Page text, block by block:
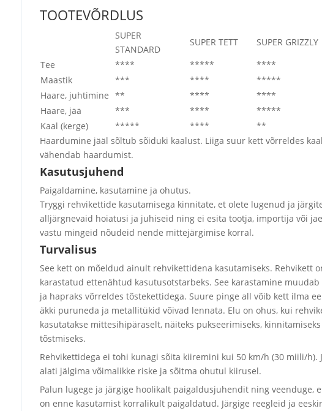
TOOTEVÕRDLUS
SUPER
STANDARD
SUPER TETT SUPER GRIZZLY
Tee
**** ***** ****
Maastik
*** **** *****
Haare, juhtimine ** **** ****
Haare, jää
*** **** *****
Kaal (kerge)
***** **** **
Haardumine jääl sõltub sõiduki kaalust. Liiga suur kett võrreldes
vähendab haardumist.
Kasutusjuhend
Paigaldamine, kasutamine ja ohutus.
Tryggi rehvikettide kasutamisega kinnitate, et olete lugenud ja
alljärgnevaid hoiatusi ja juhiseid ning ei esita tootja, importija või
vastu mingeid nõudeid nende mittejärgimise korral.
Turvalisus
See kett on mõeldud ainult rehvikettidena kasutamiseks. Rehvikett
karastatud ettenähtud kasutusotstarbeks. See karastamine muudab
ja hapraks võrreldes tõstekettidega. Suure pinge all võib kett ilma
äkki puruneda ja metallitükid võivad lennata. Elu on ohus, kui
kasutatakse mittesihipäraselt, näiteks pukseerimiseks,
tõstmiseks.
Rehvikettidega ei tohi kunagi sõita kiiremini kui 50 km/h (30 miili/h).
alati jälgima võimalikke riske ja sõitma ohutul kiirusel.
Palun lugege ja järgige hoolikalt paigaldusjuhendit ning veenduge,
on enne kasutamist korralikult paigaldatud. Järgige reegleid ja